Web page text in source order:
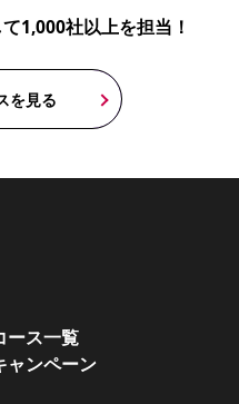
1,000社以上を担当！
を見る
ース一覧
ャンペーン